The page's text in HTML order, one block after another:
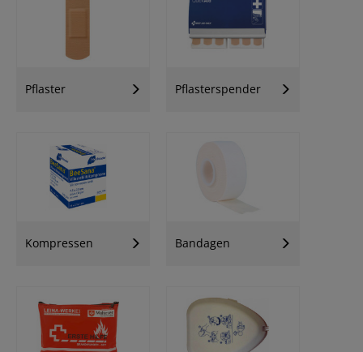
Pflaster Pflasterspender
Kompressen Bandagen